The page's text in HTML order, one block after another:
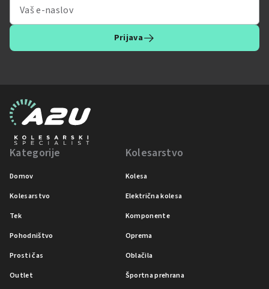
Prijava
Kategorije
Domov
Kolesarstvo
Tek
Pohodništvo
Prosti čas
Outlet
Kolesarstvo
Kolesa
Električna kolesa
Komponente
Oprema
Oblačila
Športna prehrana